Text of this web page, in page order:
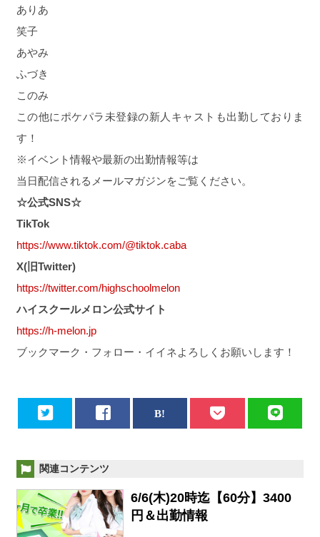
ありあ
笑子
あやみ
ふづき
このみ
この他にポケパラ未登録の新人キャストも出勤しておりま
す！
※イベント情報や最新の出勤情報等は
当日配信されるメールマガジンをご覧ください。
☆公式SNS☆
TikTok
https://www.tiktok.com/@tiktok.caba
X(旧Twitter)
https://twitter.com/highschoolmelon
ハイスクールメロン公式サイト
https://h-melon.jp
ブックマーク・フォロー・イイネよろしくお願いします！
関連コンテンツ
6/6(木)20時迄【60分】3400
円＆出勤情報